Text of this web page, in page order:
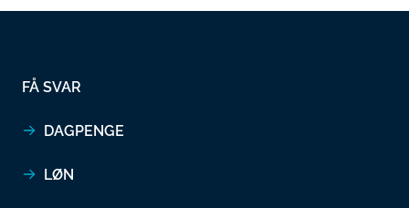
FÅ SVAR
DAGPENGE
LØN